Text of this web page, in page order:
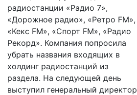
радиостанции «Радио 7»,
«Дорожное радио», «Ретро FM»,
«Кекс FM», «Спорт FM», «Радио
Рекорд». Компания попросила
убрать названия входящих в
холдинг радиостанций из
раздела. На следующей день
выступил генеральный директор